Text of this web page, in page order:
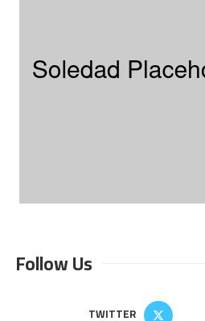
Follow Us
TWITTER